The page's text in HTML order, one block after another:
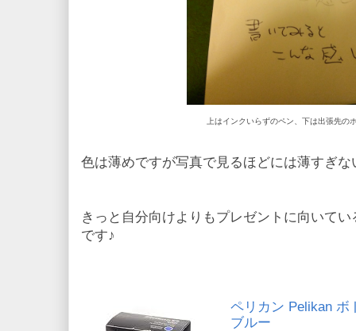
上はインクいらずのペン、下は出張先の
色は薄めですが写真で見るほどには薄すぎな
きっと自分向けよりもプレゼントに向いて
です♪
ペリカン Pelikan ボ
ブルー